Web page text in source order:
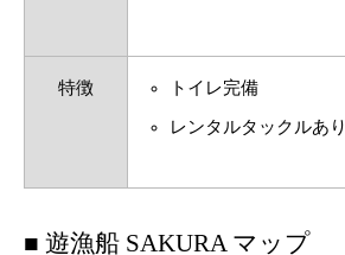
特徴 トイレ完備
レンタルタックルあり
■ 遊漁船 SAKURA マップ